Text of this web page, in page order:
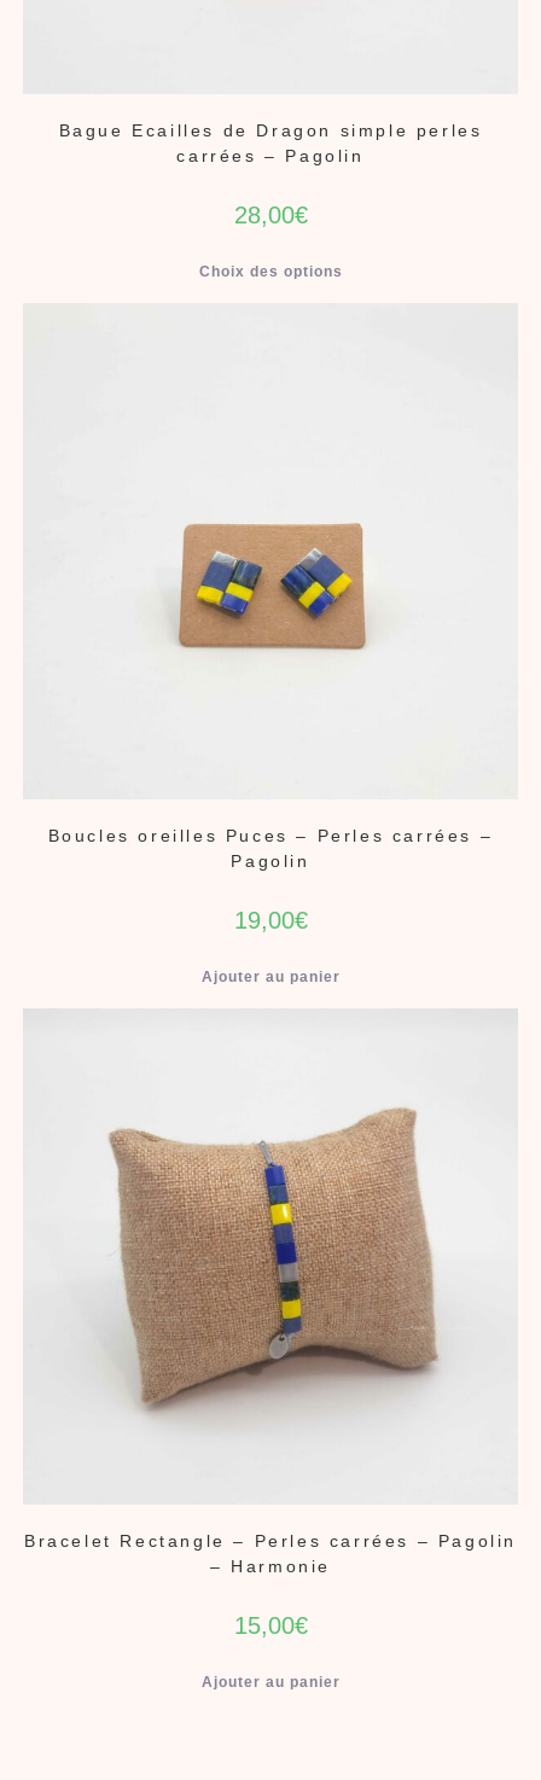
Bague Ecailles de Dragon simple perles
carrées – Pagolin
28,00€
Choix des options
Boucles oreilles Puces – Perles carrées –
Pagolin
19,00€
Ajouter au panier
Bracelet Rectangle – Perles carrées – Pagolin
– Harmonie
15,00€
Ajouter au panier